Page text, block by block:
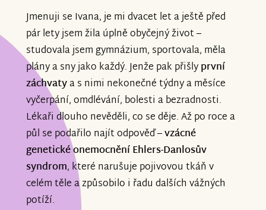
Jmenuji se Ivana, je mi dvacet let a ještě před
pár lety jsem žila úplně obyčejný život –
studovala jsem gymnázium, sportovala, měla
plány a sny jako každý. Jenže pak přišlyprvní
záchvatya s nimi nekonečné týdny a měsíce
vyčerpání, omdlévání, bolesti a bezradnosti.
Lékaři dlouho nevěděli, co se děje. Až po roce a
půl se podařilo najít odpověď –vzácné
genetické onemocnění Ehlers-Danlosův
syndrom, které narušuje pojivovou tkáň v
celém těle a způsobilo i řadu dalších vážných
potíží.